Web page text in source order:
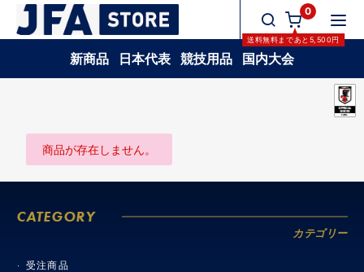
0
送料無料まであと 5,500円
新商品 日本代表 競技用品 国内大会
商品が存在しません。
CATEGORY
カテゴリー
受注商品